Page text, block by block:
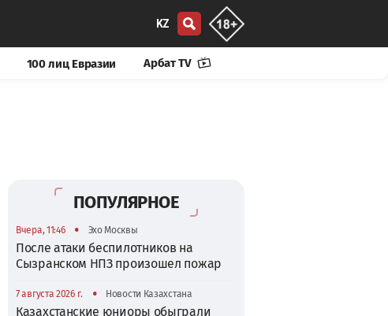
KZ
100 лиц Евразии Арбат TV
ПОПУЛЯРНОЕ
Вчера, 11:46 • Эхо Москвы
После атаки беспилотников на
Сызранском НПЗ произошел пожар
7 августа 2026 г. • Новости Казахстана
Казахстанские юниоры обыграли